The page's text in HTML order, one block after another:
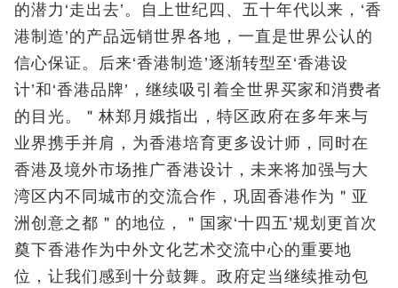
的潜力‘走出去’。自上世纪四、五十年代以来，‘香
港制造’的产品远销世界各地，一直是世界公认的
信心保证。后来‘香港制造’逐渐转型至‘香港设
计’和‘香港品牌’，继续吸引着全世界买家和消费者
的目光。＂林郑月娥指出，特区政府在多年来与
业界携手并肩，为香港培育更多设计师，同时在
香港及境外市场推广香港设计，未来将加强与大
湾区内不同城市的交流合作，巩固香港作为＂亚
洲创意之都＂的地位，＂国家‘十四五’规划更首次
奠下香港作为中外文化艺术交流中心的重要地
位，让我们感到十分鼓舞。政府定当继续推动包